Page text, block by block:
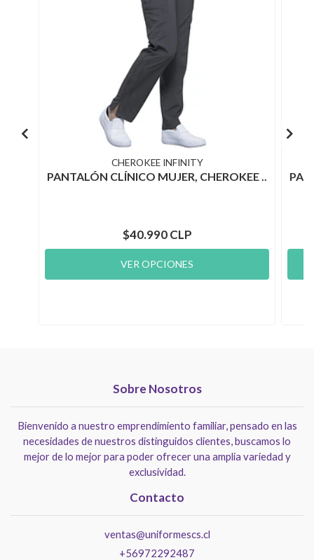
CHEROKEE INFINITY
PANTALÓN CLÍNICO MUJER, CHEROKEE ..
$40.990 CLP
VER OPCIONES
Sobre Nosotros
Bienvenido a nuestro emprendimiento familiar, pensado en las
necesidades de nuestros distinguidos clientes, buscamos lo
mejor de lo mejor para poder ofrecer una amplia variedad y
exclusividad.
Contacto
ventas@uniformescs.cl
+56972292487